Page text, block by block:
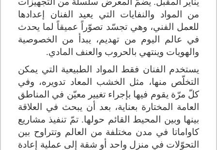
من المواد والنفايات التي يعيد الفنان إعدادها
للعمل الفني، وهي تجسّد تصوّراً عميقاً لما يحدث
في عالم اليوم من تهديم، يبدأ من الخصوصية
والهويات وينتهي بالحروب والعنف المادي.
يستخدم الفنان فقط المواد الطبيعية التي يمكن
التخلّص منها، مثل الخشب المعاد تدويره، وفي
كلّ مرّة يقوم فيها بإجراء تغيير معيّن في المناطق
العامة المختارة بعناية، بعد أن يبحث في العلاقة
بينها وبين المحيط القائم حولها. تمّ تنفيذ مشاريع
كاواماتا في مدن مختلفة من العالم وتتراوح بين
التحوّلات في منزل واحد أو شقة إلى عملية إعادة